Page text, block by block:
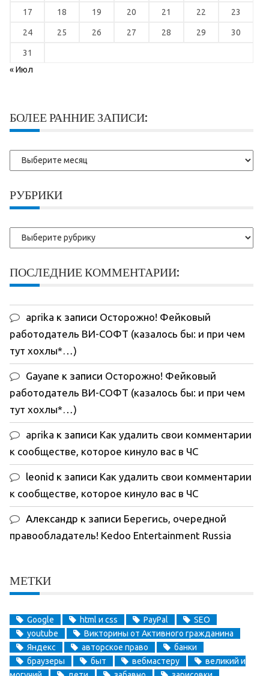
17 18 19 20 21 22 23
24 25 26 27 28 29 30
31
« Июл
БОЛЕЕ РАННИЕ ЗАПИСИ:
Более
ранние
РУБРИКИ
Рубрики
ПОСЛЕДНИЕ КОММЕНТАРИИ:
aprika к записи Осторожно! Фейковый
работодатель ВИ-СОФТ (казалось бы: и при чем
тут хохлы*…)
Gayane к записи Осторожно! Фейковый
работодатель ВИ-СОФТ (казалось бы: и при чем
тут хохлы*…)
aprika к записи Как удалить свои комментарии
к сообществе, которое кинуло вас в ЧС
leonid к записи Как удалить свои комментарии
к сообществе, которое кинуло вас в ЧС
Александр к записи Берегись, очередной
правообладатель! Kedoo Entertainment Russia
МЕТКИ
Google html и css PayPal
SEO
youtube
Викторины от Активного гражданина
Яндекс
авторское право
банки
браузеры
быт вебмастеру
великий и